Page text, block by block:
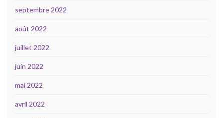
septembre 2022
août 2022
juillet 2022
juin 2022
mai 2022
avril 2022